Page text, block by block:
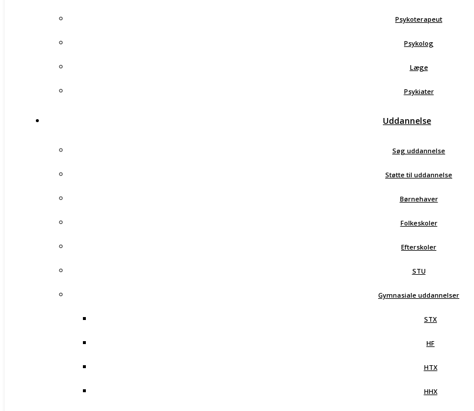
Psykoterapeut
Psykolog
Læge
Psykiater
Uddannelse
Søg uddannelse
Støtte til uddannelse
Børnehaver
Folkeskoler
Efterskoler
STU
Gymnasiale uddannelser
STX
HF
HTX
HHX